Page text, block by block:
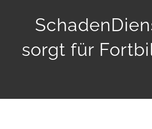
sorgt für